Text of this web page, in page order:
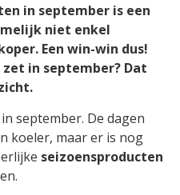
in september is een
niet enkel
Een win-win dus!
in september? Dat
september. De dagen
koeler, maar er is nog
seizoensproducten